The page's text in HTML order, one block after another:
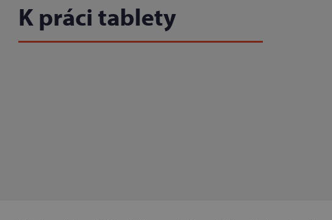
K práci tablety